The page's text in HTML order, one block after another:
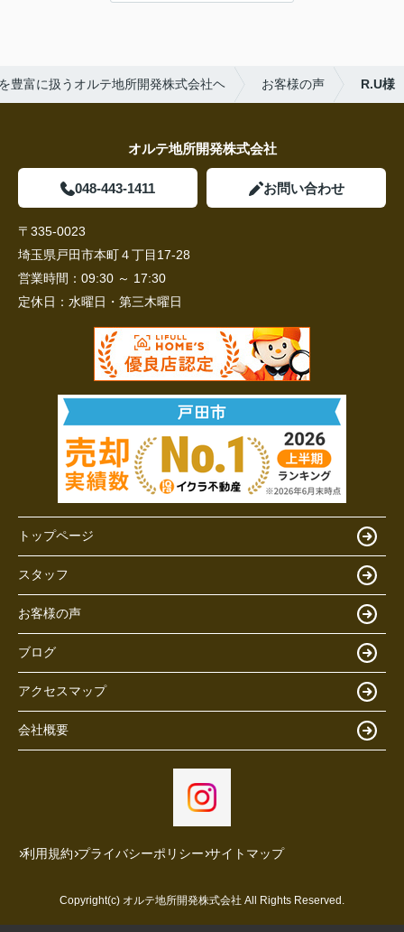
豊富に扱うオルテ地所開発株式会社ヘ お客様の声 R.U様
オルテ地所開発株式会社
048-443-1411 お問い合わせ
〒335-0023
埼玉県戸田市本町４丁目17-28
営業時間： 09:30 ～ 17:30
定休日： 水曜日・第三木曜日
トップページ
スタッフ
お客様の声
ブログ
アクセスマップ
会社概要
利用規約 プライバシーポリシー サイトマップ
Copyright(c) オルテ地所開発株式会社 All Rights Reserved.